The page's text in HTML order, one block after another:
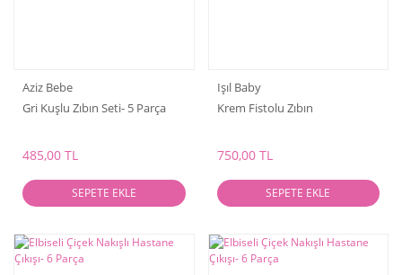
Aziz Bebe
Gri Kuşlu Zıbın Seti- 5 Parça
485,00 TL
SEPETE EKLE
Işıl Baby
Krem Fistolu Zıbın
750,00 TL
SEPETE EKLE